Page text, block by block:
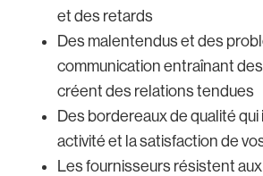
et des retards
Des malentendus et des
communication entraînant
créent des relations tendues
Des bordereaux de qualité
activité et la satisfaction de
Les fournisseurs résistent